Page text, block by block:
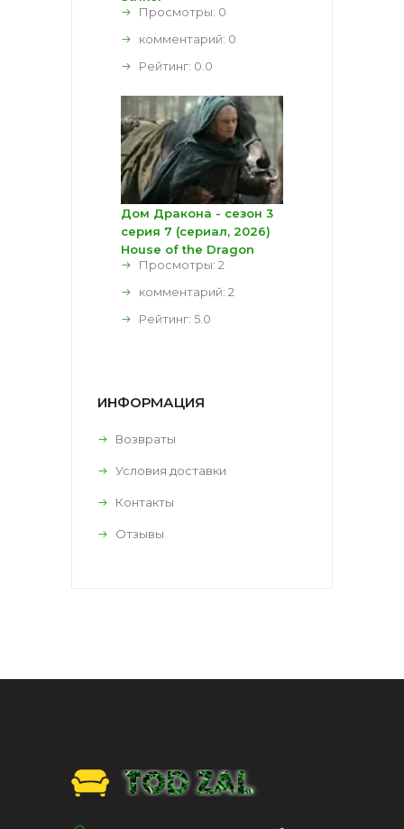
Просмотры: 0
комментарий: 0
Рейтинг: 0.0
Дом Дракона - сезон 3
серия 7 (сериал, 2026)
House of the Dragon
Просмотры: 2
комментарий: 2
Рейтинг: 5.0
ИНФОРМАЦИЯ
Возвраты
Условия доставки
Контакты
Отзывы